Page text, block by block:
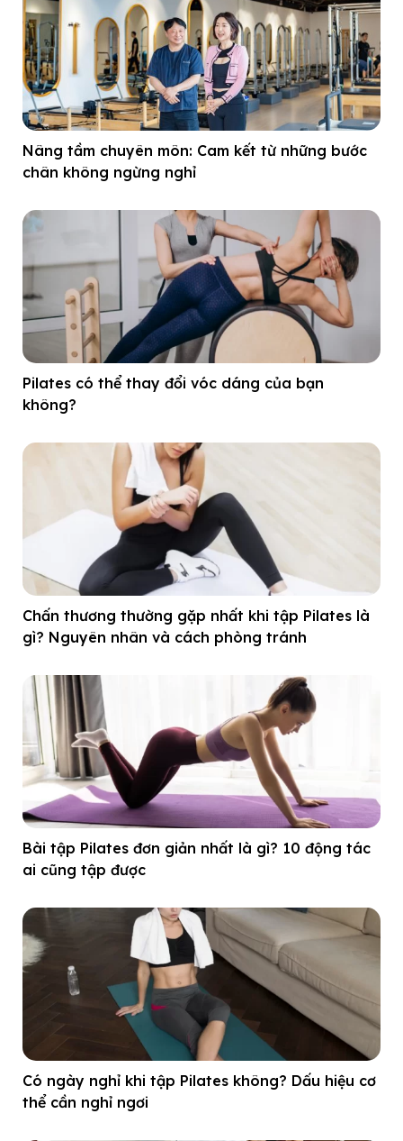
Nâng tầm chuyên môn: Cam kết từ những bước
chân không ngừng nghỉ
Pilates có thể thay đổi vóc dáng của bạn
không?
Chấn thương thường gặp nhất khi tập Pilates là
gì? Nguyên nhân và cách phòng tránh
Bài tập Pilates đơn giản nhất là gì? 10 động tác
ai cũng tập được
Có ngày nghỉ khi tập Pilates không? Dấu hiệu cơ
thể cần nghỉ ngơi